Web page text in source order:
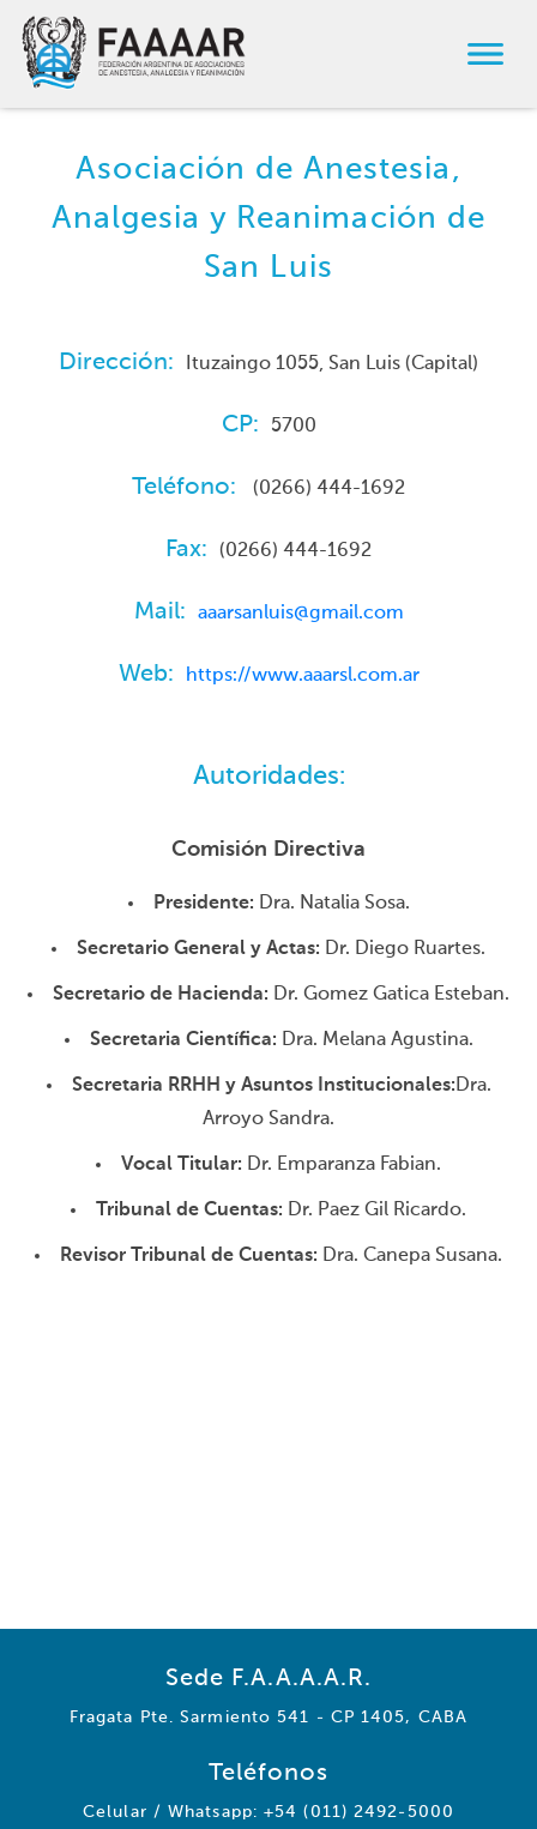
Asociación de Anestesia,
Analgesia y Reanimación de
San Luis
Dirección: Ituzaingo 1055, San Luis (Capital)
CP: 5700
Teléfono: (0266) 444-1692
Fax: (0266) 444-1692
Mail: aaarsanluis@gmail.com
Web: https://www.aaarsl.com.ar
Autoridades:
Comisión Directiva
Presidente: Dra. Natalia Sosa.
Secretario General y Actas: Dr. Diego Ruartes.
Secretario de Hacienda: Dr. Gomez Gatica Esteban.
Secretaria Científica: Dra. Melana Agustina.
Secretaria RRHH y Asuntos Institucionales: Dra.
Arroyo Sandra.
Vocal Titular: Dr. Emparanza Fabian.
Tribunal de Cuentas: Dr. Paez Gil Ricardo.
Revisor Tribunal de Cuentas: Dra. Canepa Susana.
Sede F.A.A.A.A.R.
Fragata Pte. Sarmiento 541 - CP 1405, CABA
Teléfonos
Celular / Whatsapp: +54 (011) 2492-5000